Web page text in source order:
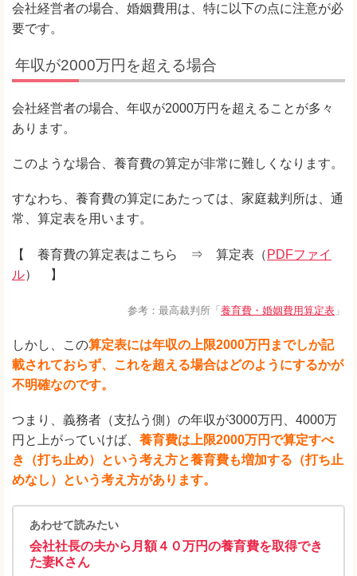
会社経営者の場合、婚姻費用は、特に以下の点に注意が必
要です。
年収が2000万円を超える場合
会社経営者の場合、年収が2000万円を超えることが多々
あります。
このような場合、養育費の算定が非常に難しくなります。
すなわち、養育費の算定にあたっては、家庭裁判所は、通
常、算定表を用います。
【 養育費の算定表はこちら ⇒ 算定表（ PDFファイ
ル） 】
参考：最高裁判所「 養育費・婚姻費用算定表 」
しかし、この算定表には年収の上限2000万円までしか記
載されておらず、これを超える場合はどのようにするかが
不明確なのです。
つまり、義務者（支払う側）の年収が3000万円、4000万
円と上がっていけば、 養育費は上限2000万円で算定すべ
き（打ち止め）という考え方と養育費も増加する（打ち止
めなし）という考え方があります。
あわせて読みたい
会社社長の夫から月額４０万円の養育費を取得でき
た妻Kさん